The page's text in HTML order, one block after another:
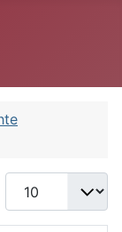
Anzeige #